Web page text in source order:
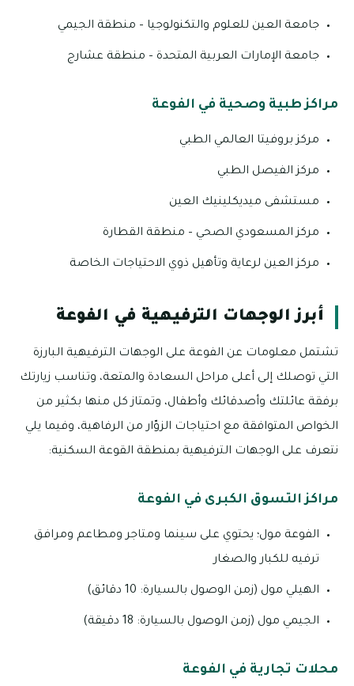
جامعة العين للعلوم والتكنولوجيا – منطقة الجيمي
جامعة الإمارات العربية المتحدة – منطقة عشارج
مراكز طبية وصحية في الفوعة
مركز بروفيتا العالمي الطبي
مركز الفيصل الطبي
مستشفى ميديكلينيك العين
مركز المسعودي الصحي – منطقة القطارة
مركز العين لرعاية وتأهيل ذوي الاحتياجات الخاصة
أبرز الوجهات الترفيهية في الفوعة
تشتمل معلومات عن الفوعة على الوجهات الترفيهية البارزة
التي توصلك إلى أعلى مراحل السعادة والمتعة، وتناسب زيارتك
برفقة عائلتك وأصدقائك وأطفال، وتمتاز كل منها بكثير من
الخواص المتوافقة مع احتياجات الزوّار من الرفاهية، وفيما يلي
نتعرف على الوجهات الترفيهية بمنطقة القوعة السكنية:
مراكز التسوق الكبرى في الفوعة
الفوعة مول؛ يحتوي على سينما ومتاجر ومطاعم ومرافق
ترفيه للكبار والصغار
الهيلي مول (زمن الوصول بالسيارة: 10 دقائق)
الجيمي مول (زمن الوصول بالسيارة: 18 دقيقة)
محلات تجارية في الفوعة